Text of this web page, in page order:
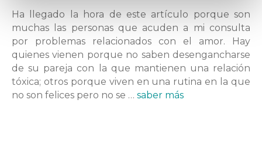
Ha llegado la hora de este artículo porque son
muchas las personas que acuden a mi consulta
por problemas relacionados con el amor. Hay
quienes vienen porque no saben desengancharse
de su pareja con la que mantienen una relación
tóxica; otros porque viven en una rutina en la que
no son felices pero no se … saber más